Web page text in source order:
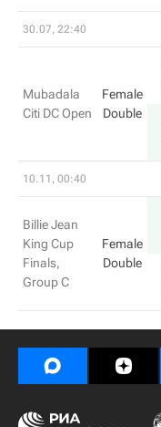
30.07, 22:40
Mubadala
Citi DC Open
Female
Double
10.11, 00:40
Billie Jean
King Cup
Finals,
Group C
Female
Double